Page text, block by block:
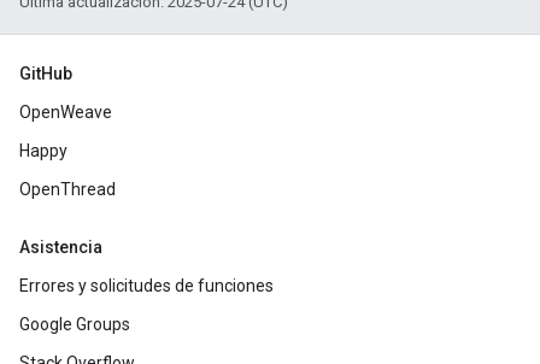
GitHub
OpenWeave
Happy
OpenThread
Asistencia
Errores y solicitudes de funciones
Google Groups